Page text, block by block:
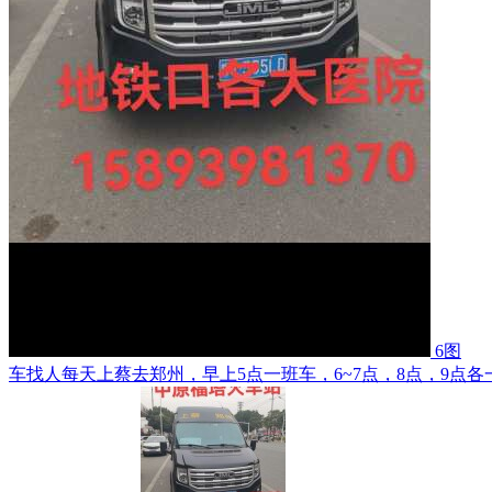
6图
车找人每天上蔡去郑州，早上5点一班车，6~7点，8点，9点各